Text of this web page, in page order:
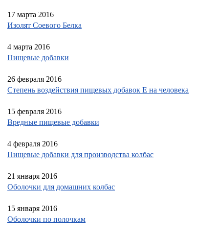
17 марта 2016
Изолят Соевого Белка
4 марта 2016
Пищевые добавки
26 февраля 2016
Степень воздействия пищевых добавок Е на человека
15 февраля 2016
Вредные пищевые добавки
4 февраля 2016
Пищевые добавки для производства колбас
21 января 2016
Оболочки для домашних колбас
15 января 2016
Оболочки по полочкам